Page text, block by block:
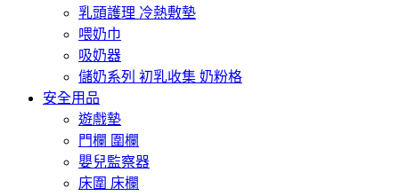
乳頭護理 冷熱敷墊
喂奶巾
吸奶器
儲奶系列 初乳收集 奶粉格
安全用品
遊戲墊
門欄 圍欄
嬰兒監察器
床圍 床欄